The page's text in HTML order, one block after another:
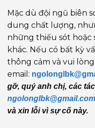
Mặc dù đội ngũ biên
dung chất lượng,
những thiếu sót hoặc
khác. Nếu có bất kỳ
thông cảm và vui
email:
gỡ, quý anh chị, các
ngolonglbk@gmail.com
và xin lỗi vì sự cố này.